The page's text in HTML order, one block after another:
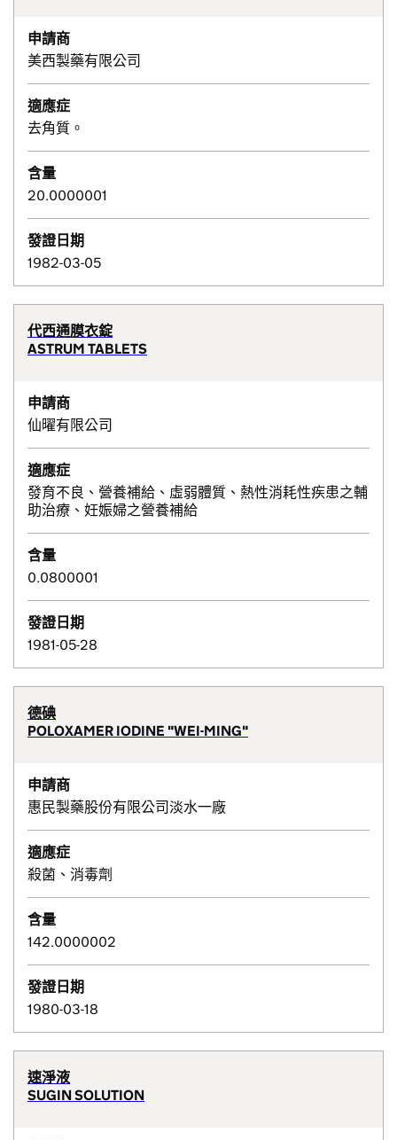
申請商
美西製藥有限公司
適應症
去角質。
含量
20.0000001
發證日期
1982-03-05
代西通膜衣錠
ASTRUM TABLETS
申請商
仙曜有限公司
適應症
發育不良、營養補給、虛弱體質、熱性消耗性疾患之輔
助治療、妊娠婦之營養補給
含量
0.0800001
發證日期
1981-05-28
德碘
POLOXAMER IODINE "WEI-MING"
申請商
惠民製藥股份有限公司淡水一廠
適應症
殺菌、消毒劑
含量
142.0000002
發證日期
1980-03-18
速淨液
SUGIN SOLUTION